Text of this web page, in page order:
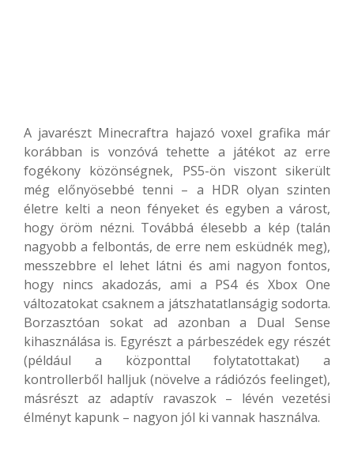
A javarészt Minecraftra hajazó voxel grafika már
korábban is vonzóvá tehette a játékot az erre
fogékony közönségnek, PS5-ön viszont sikerült
még előnyösebbé tenni – a HDR olyan szinten
életre kelti a neon fényeket és egyben a várost,
hogy öröm nézni. Továbbá élesebb a kép (talán
nagyobb a felbontás, de erre nem esküdnék meg),
messzebbre el lehet látni és ami nagyon fontos,
hogy nincs akadozás, ami a PS4 és Xbox One
változatokat csaknem a játszhatatlanságig sodorta.
Borzasztóan sokat ad azonban a Dual Sense
kihasználása is. Egyrészt a párbeszédek egy részét
(például a központtal folytatottakat) a
kontrollerből halljuk (növelve a rádiózós feelinget),
másrészt az adaptív ravaszok – lévén vezetési
élményt kapunk – nagyon jól ki vannak használva.